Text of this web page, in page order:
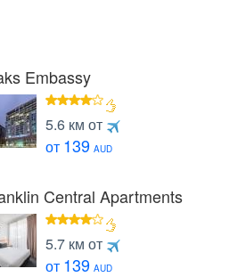
Embassy
4
звезды
5.6 км от
от 139 AUD
Central Apartments
4
звезды
5.7 км от
от 139 AUD